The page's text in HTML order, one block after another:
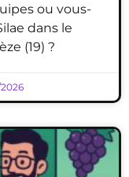
ou vous-
dans le
(19) ?